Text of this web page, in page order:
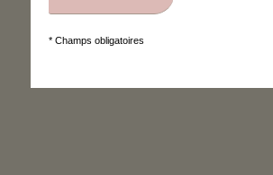
* Champs obligatoires